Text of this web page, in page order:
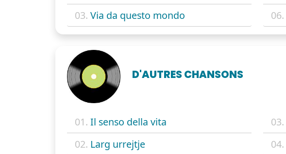
03. Via da questo mondo
06.
D'AUTRES CHANSONS
01. Il senso della vita
02. Larg urrejtje
03.
04.